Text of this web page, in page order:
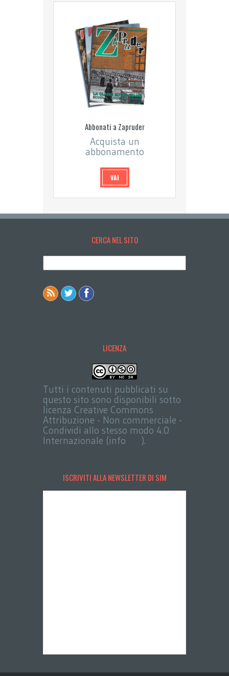
Abbonati a Zapruder
Acquista un
abbonamento
VAI
CERCA NEL SITO
LICENZA
Tutti i contenuti pubblicati su
questo sito sono disponibili sotto
licenza Creative Commons
Attribuzione - Non commerciale -
Condividi allo stesso modo 4.0
Internazionale (info
).
ISCRIVITI ALLA NEWSLETTER DI SIM